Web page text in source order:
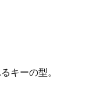
キーの型。